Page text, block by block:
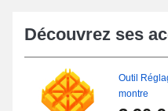
Découvrez ses
Outil
montre